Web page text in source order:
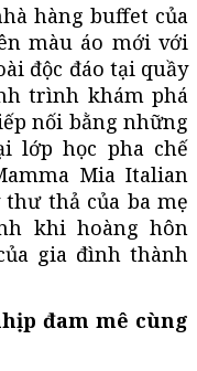
hàng buffet của
màu áo mới với
độc đáo tại quầy
trình khám phá
nối bằng những
lớp học pha chế
Mia Italian
thả của ba mẹ
khi hoàng hôn
gia đình thành
đam mê cùng